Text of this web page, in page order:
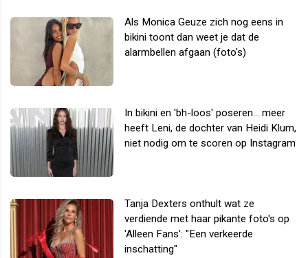
Als Monica Geuze zich nog eens in
bikini toont dan weet je dat de
alarmbellen afgaan (foto's)
In bikini en 'bh-loos' poseren... meer
heeft Leni, de dochter van Heidi Klum,
niet nodig om te scoren op Instagram
Tanja Dexters onthult wat ze
verdiende met haar pikante foto's op
'Alleen Fans': "Een verkeerde
inschatting"